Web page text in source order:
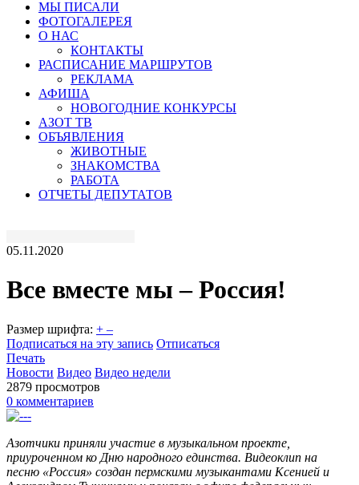
МЫ ПИСАЛИ
ФОТОГАЛЕРЕЯ
О НАС
КОНТАКТЫ
РАСПИСАНИЕ МАРШРУТОВ
РЕКЛАМА
АФИША
НОВОГОДНИЕ КОНКУРСЫ
АЗОТ ТВ
ОБЪЯВЛЕНИЯ
ЖИВОТНЫЕ
ЗНАКОМСТВА
РАБОТА
ОТЧЕТЫ ДЕПУТАТОВ
05.11.2020
Все вместе мы – Россия!
Размер шрифта: + –
Подписаться на эту запись Отписаться
Печать
Новости Видео Видео недели
2879 просмотров
0 комментариев
Азотчики приняли участие в музыкальном проекте,
приуроченном ко Дню народного единства. Видеоклип на
песню «Россия» создан пермскими музыкантами Ксенией и